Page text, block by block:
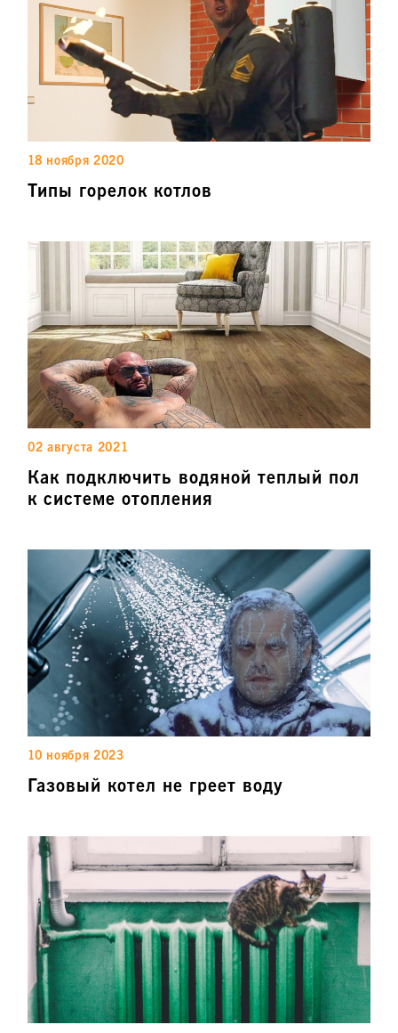
18 ноября 2020
Типы горелок котлов
02 августа 2021
Как подключить водяной теплый пол
к системе отопления
10 ноября 2023
Газовый котел не греет воду